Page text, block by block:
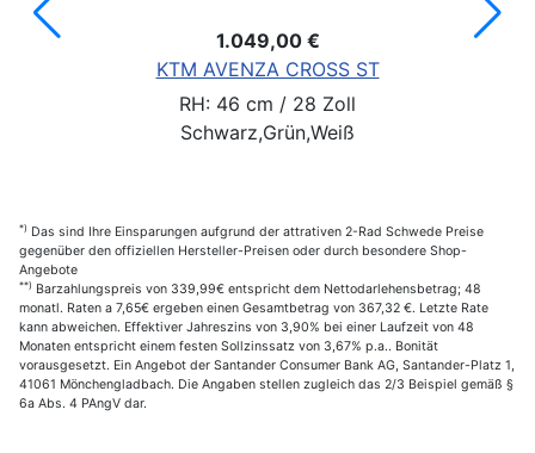
1.049,00 €
KTM AVENZA CROSS ST
RH: 46 cm / 28 Zoll
Schwarz,Grün,Weiß
*) Das sind Ihre Einsparungen aufgrund der attrativen 2-Rad Schwede Preise
gegenüber den offiziellen Hersteller-Preisen oder durch besondere Shop-
Angebote
**) Barzahlungspreis von 339,99€ entspricht dem Nettodarlehensbetrag; 48
monatl. Raten a 7,65€ ergeben einen Gesamtbetrag von 367,32 €. Letzte Rate
kann abweichen. Effektiver Jahreszins von 3,90% bei einer Laufzeit von 48
Monaten entspricht einem festen Sollzinssatz von 3,67% p.a.. Bonität
vorausgesetzt. Ein Angebot der Santander Consumer Bank AG, Santander-Platz 1,
41061 Mönchengladbach. Die Angaben stellen zugleich das 2/3 Beispiel gemäß §
6a Abs. 4 PAngV dar.